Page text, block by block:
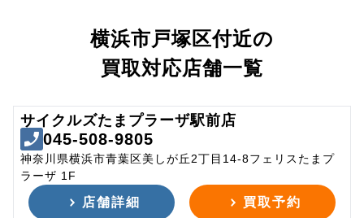
横浜市戸塚区付近の
買取対応店舗一覧
サイクルズたまプラーザ駅前店
045-508-9805
神奈川県横浜市青葉区美しが丘2丁目14-8フェリスたまプ
ラーザ 1F
店舗詳細 買取予約